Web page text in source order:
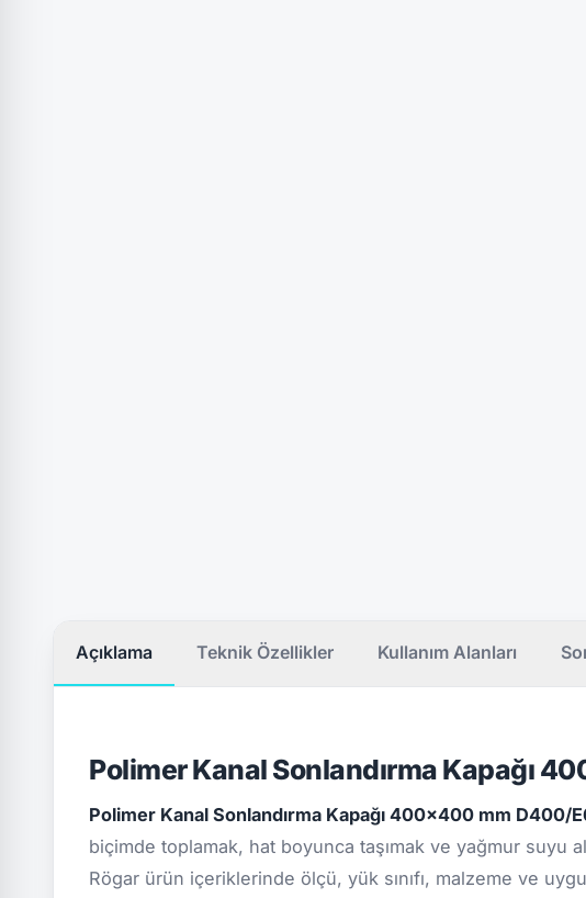
Açıklama Teknik Özellikler Kullanım Alanları
Polimer Kanal Sonlandırma Kapağı
Polimer Kanal Sonlandırma Kapağı 400x400 mm D400/
biçimde toplamak, hat boyunca taşımak ve yağmur suyu
Rögar ürün içeriklerinde ölçü, yük sınıfı, malzeme ve